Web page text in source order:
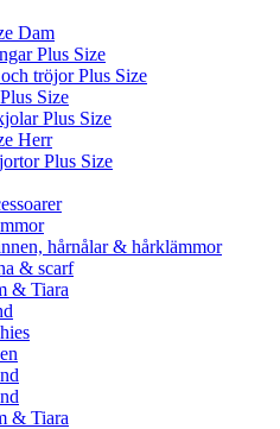
Dam
Plus Size
tröjor Plus Size
Size
Plus Size
Herr
Plus Size
hårnålar & hårklämmor
& scarf
& Tiara
& Tiara